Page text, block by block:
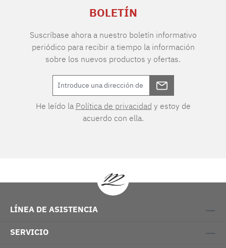
BOLETÍN
Suscríbase ahora a nuestro boletín informativo
periódico para recibir a tiempo la información
sobre los nuevos productos y ofertas.
He leído la Política de privacidad y estoy de
acuerdo con ella.
LÍNEA DE ASISTENCIA
SERVICIO